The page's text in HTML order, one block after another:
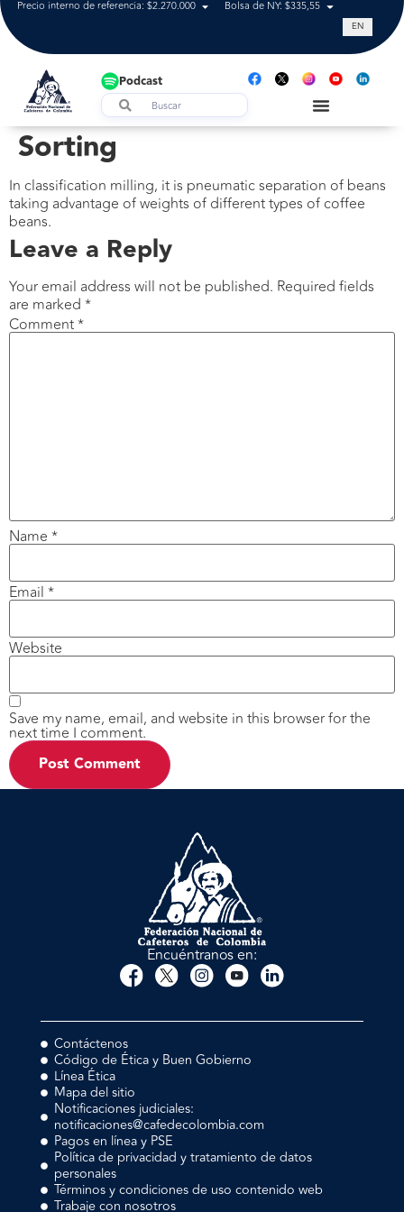
Precio interno de referencia: $2.270.000 Bolsa de NY: $335,55 Tasa de
EN
Podcast
Sorting
In classification milling, it is pneumatic separation of beans
taking advantage of weights of different types of coffee
beans.
Leave a Reply
Your email address will not be published. Required fields
are marked *
Comment*
Name *
Email *
Website
Save my name, email, and website in this browser for the
next time I comment.
Encuéntranos en:
Contáctenos
Código de Ética y Buen Gobierno
Línea Ética
Mapa del sitio
Notificaciones judiciales:
notificaciones@cafedecolombia.com
Pagos en línea y PSE
Política de privacidad y tratamiento de datos
personales
Términos y condiciones de uso contenido web
Trabaje con nosotros